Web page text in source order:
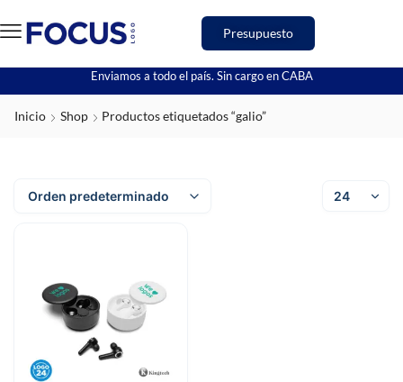
Presupuesto
Enviamos a todo el país. Sin cargo en CABA
Inicio Shop Productos etiquetados “galio”